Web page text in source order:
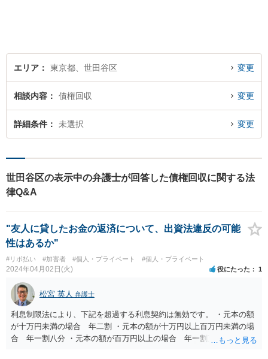
エリア 東京都、世田谷区 変更
相談内容 債権回収 変更
詳細条件 未選択 変更
世田谷区の表示中の弁護士が回答した債権回収に関する法
律Q&A
"友人に貸したお金の返済について、出資法違反の可能
性はあるか"
#リボ払い #加害者 #個人・プライベート #個人・プライベート
2024年04月02日(火) 役にたった 1
松宮 英人 弁護士
利息制限法により、下記を超過する利息契約は無効です。 ・元本の額
が十万円未満の場合 年二割 ・元本の額が十万円以上百万円未満の場
合 年一割八分 ・元本の額が百万円以上の場合 年一割五分 出資法に